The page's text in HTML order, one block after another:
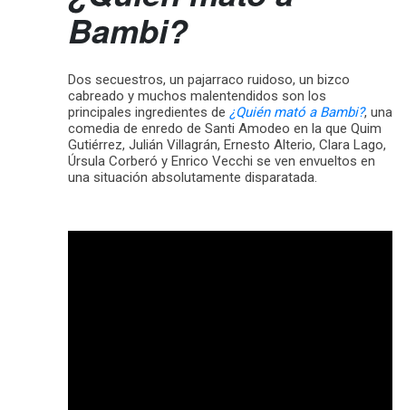
Bambi?
Dos secuestros, un pajarraco ruidoso, un bizco
cabreado y muchos malentendidos son los
principales ingredientes de ¿Quién mató a Bambi?, una
comedia de enredo de Santi Amodeo en la que Quim
Gutiérrez, Julián Villagrán, Ernesto Alterio, Clara Lago,
Úrsula Corberó y Enrico Vecchi se ven envueltos en
una situación absolutamente disparatada.